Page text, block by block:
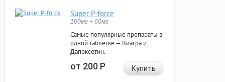
Super P-force
100мг + 60мг
Самые популярные препараты в
одной таблетке — Виагра и
Дапоксетин.
от 200Р Купить